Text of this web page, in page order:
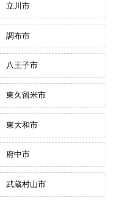
立川市
調布市
八王子市
東久留米市
東大和市
府中市
武蔵村山市